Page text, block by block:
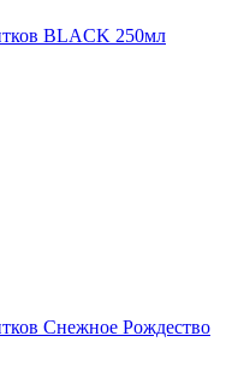
BLACK 250мл
Снежное Рождество